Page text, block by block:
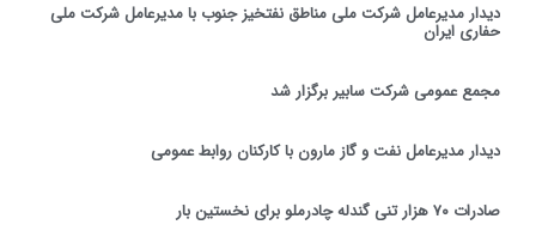
دیدار مدیرعامل شرکت ملی مناطق نفتخیز جنوب با مدیرعامل شرکت ملی
حفاری ایران
مجمع عمومی شرکت سابیر برگزار شد
دیدار مدیرعامل نفت و گاز مارون با کارکنان روابط عمومی
صادرات ۷۰ هزار تنی گندله چادرملو برای نخستین بار